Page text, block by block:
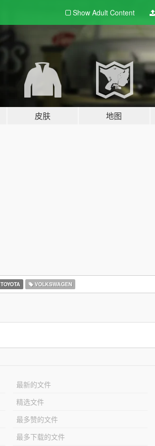
Show Adult Content
皮肤 地图
TOYOTA VOLKSWAGEN
最新的文件
精选文件
最多赞的文件
最多下载的文件